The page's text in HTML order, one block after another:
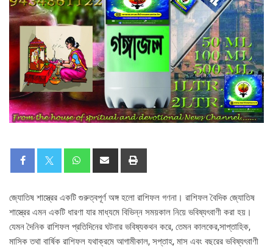
জ্যোতিষ শাস্ত্রের একটি গুরুত্বপূর্ণ অঙ্গ হলো রাশিফল গণনা। রাশিফল বৈদিক জ্যোতিষ
শাস্ত্রের এমন একটি ধারণা যার মাধ্যমে বিভিন্ন সময়কাল নিয়ে ভবিষ্যৎবাণী করা হয়।
যেমন দৈনিক রাশিফল প্রতিদিনের ঘটনার ভবিষ্যকথন করে, তেমন কালকের,সাপ্তাহিক,
মাসিক তথা বার্ষিক রাশিফল যথাক্রমে আগামীকাল, সপ্তাহ, মাস এবং বছরের ভবিষ্যৎবাণী